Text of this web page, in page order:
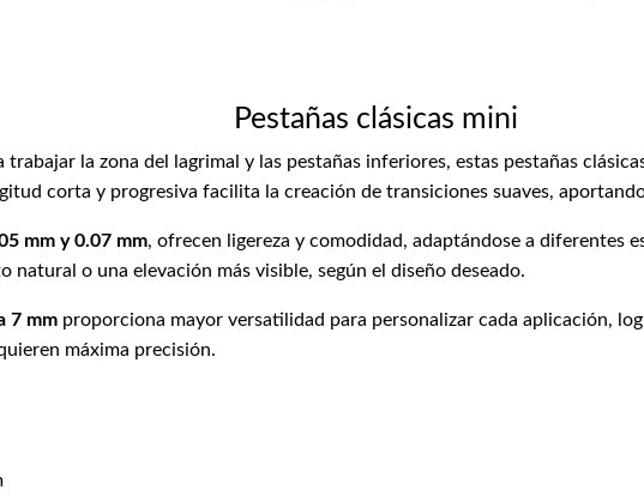
Pestañas clásicas mini
trabajar la zona del lagrimal y las pestañas inferiores, estas pestañas
corta y progresiva facilita la creación de transiciones suaves,
mm y 0.07 mm, ofrecen ligereza y comodidad, adaptándose a diferentes
natural o una elevación más visible, según el diseño deseado.
7 mm proporciona mayor versatilidad para personalizar cada aplicación,
máxima precisión.